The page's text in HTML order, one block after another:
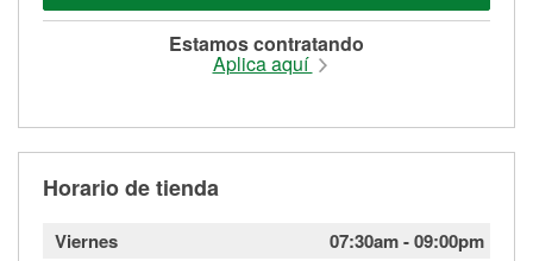
Estamos contratando
Aplica aquí
Horario de tienda
Viernes 07:30am-09:00pm